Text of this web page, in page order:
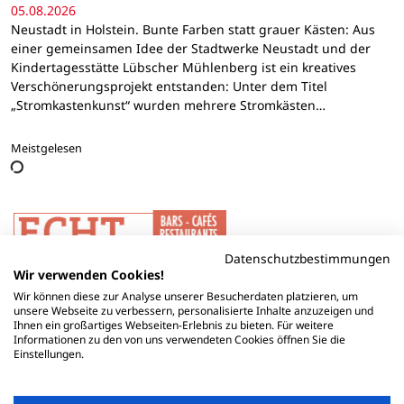
05.08.2026
Neustadt in Holstein. Bunte Farben statt grauer Kästen: Aus
einer gemeinsamen Idee der Stadtwerke Neustadt und der
Kindertagesstätte Lübscher Mühlenberg ist ein kreatives
Verschönerungsprojekt entstanden: Unter dem Titel
„Stromkastenkunst“ wurden mehrere Stromkästen…
Meistgelesen
Datenschutzbestimmungen
Wir verwenden Cookies!
Wir können diese zur Analyse unserer Besucherdaten platzieren, um
unsere Webseite zu verbessern, personalisierte Inhalte anzuzeigen und
Ihnen ein großartiges Webseiten-Erlebnis zu bieten. Für weitere
Informationen zu den von uns verwendeten Cookies öffnen Sie die
Einstellungen.